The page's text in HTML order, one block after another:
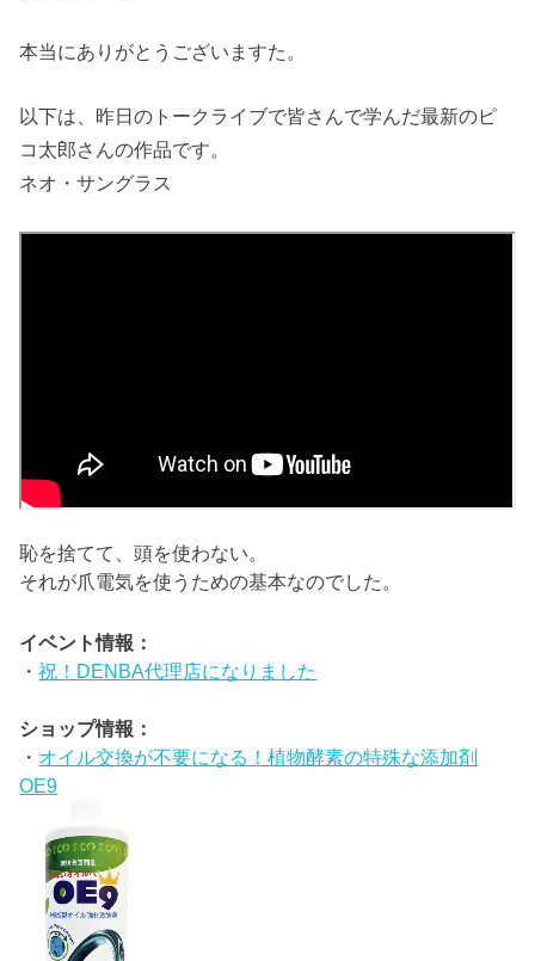
本当にありがとうございますた。
以下は、昨日のトークライブで皆さんで学んだ最新のピ
コ太郎さんの作品です。
ネオ・サングラス
恥を捨てて、頭を使わない。
それが爪電気を使うための基本なのでした。
イベント情報：
・祝！DENBA代理店になりました
ショップ情報：
・ オイル交換が不要になる！植物酵素の特殊な添加剤
OE9